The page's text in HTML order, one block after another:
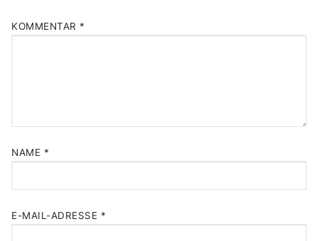
KOMMENTAR *
NAME *
E-MAIL-ADRESSE *